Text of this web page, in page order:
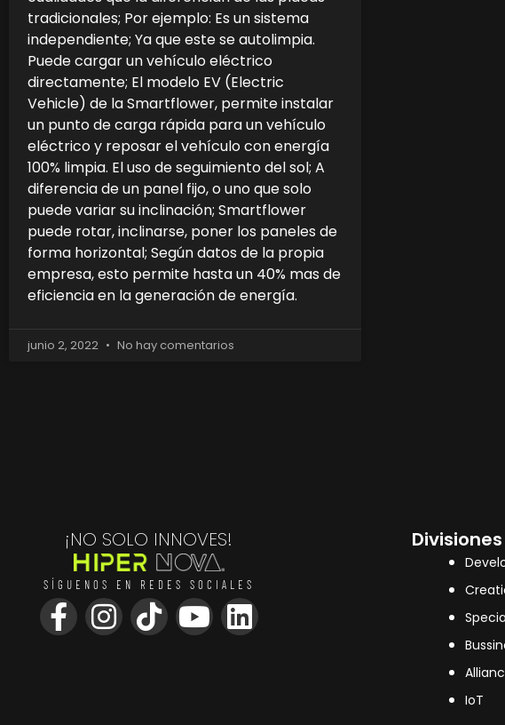
tradicionales; Por ejemplo: Es un sistema
independiente; Ya que este se autolimpia.
Puede cargar un vehículo eléctrico
directamente; El modelo EV (Electric
Vehicle) de la Smartflower, permite instalar
un punto de carga rápida para un vehículo
eléctrico y reposar el vehículo con energía
100% limpia. El uso de seguimiento del sol; A
diferencia de un panel fijo, o uno que solo
puede variar su inclinación; Smartflower
puede rotar, inclinarse, poner los paneles de
forma horizontal; Según datos de la propia
empresa, esto permite hasta un 40% mas de
eficiencia en la generación de energía.
junio 2, 2022 No hay comentarios
¡NO SOLO INNOVES!
SÍGUENOS EN REDES SOCIALES
Divisiones
IoT